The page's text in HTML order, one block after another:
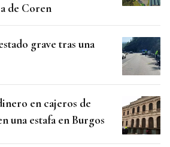
de Coren
grave tras una
en cajeros de
una estafa en Burgos